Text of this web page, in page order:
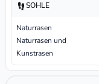
SOHLE
Naturrasen
Naturrasen und
Kunstrasen